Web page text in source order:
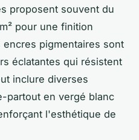
proposent souvent du
pour une finition
pigmentaires sont
éclatantes qui résistent
inclure diverses
partout en vergé blanc
l'esthétique de